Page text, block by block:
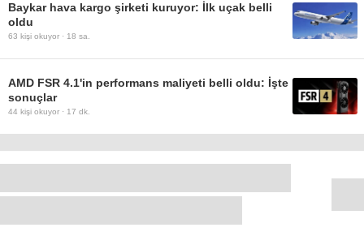
Baykar hava kargo şirketi kuruyor: İlk uçak belli
oldu
63 kişi okuyor · 18 sa.
AMD FSR 4.1'in performans maliyeti belli oldu: İşte
sonuçlar
44 kişi okuyor · 17 dk.